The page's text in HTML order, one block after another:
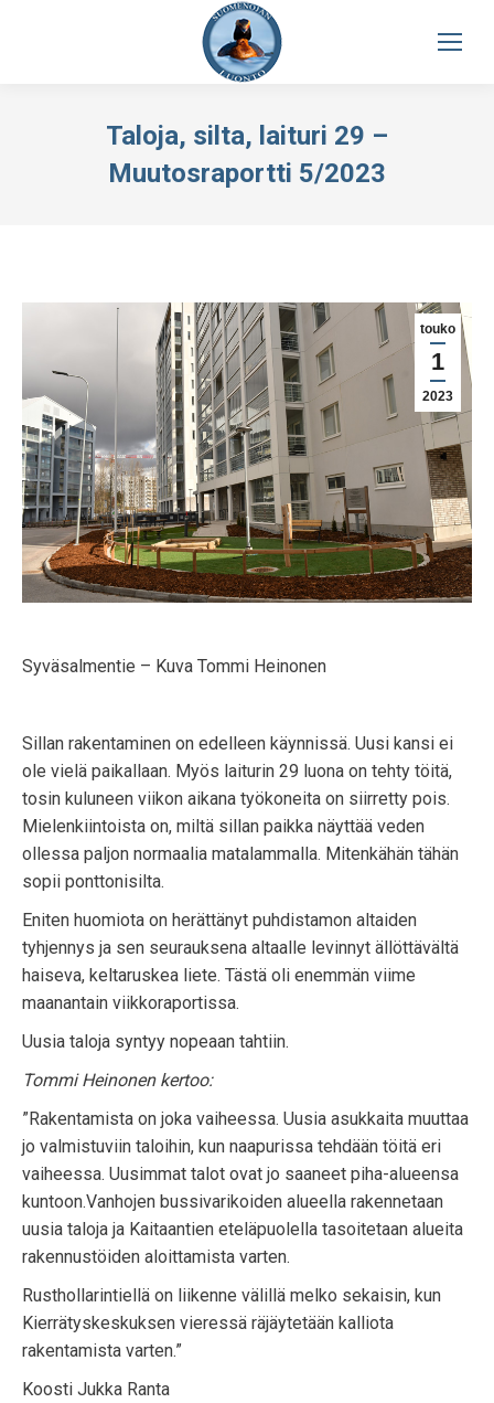
Taloja, silta, laituri 29 –
Muutosraportti 5/2023
touko
1
2023
Syväsalmentie – Kuva Tommi Heinonen
Sillan rakentaminen on edelleen käynnissä. Uusi kansi ei
ole vielä paikallaan. Myös laiturin 29 luona on tehty töitä,
tosin kuluneen viikon aikana työkoneita on siirretty pois.
Mielenkiintoista on, miltä sillan paikka näyttää veden
ollessa paljon normaalia matalammalla. Mitenkähän tähän
sopii ponttonisilta.
Eniten huomiota on herättänyt puhdistamon altaiden
tyhjennys ja sen seurauksena altaalle levinnyt ällöttävältä
haiseva, keltaruskea liete. Tästä oli enemmän viime
maanantain viikkoraportissa.
Uusia taloja syntyy nopeaan tahtiin.
Tommi Heinonen kertoo:
”Rakentamista on joka vaiheessa. Uusia asukkaita muuttaa
jo valmistuviin taloihin, kun naapurissa tehdään töitä eri
vaiheessa. Uusimmat talot ovat jo saaneet piha-alueensa
kuntoon.Vanhojen bussivarikoiden alueella rakennetaan
uusia taloja ja Kaitaantien eteläpuolella tasoitetaan alueita
rakennustöiden aloittamista varten.
Rusthollarintiellä on liikenne välillä melko sekaisin, kun
Kierrätyskeskuksen vieressä räjäytetään kalliota
rakentamista varten.”
Koosti Jukka Ranta